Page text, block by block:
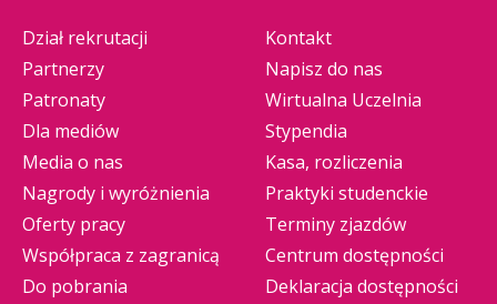
Dział rekrutacji
Partnerzy
Patronaty
Dla mediów
Media o nas
Nagrody i wyróżnienia
Oferty pracy
Współpraca z zagranicą
Do pobrania
Kontakt
Napisz do nas
Wirtualna Uczelnia
Stypendia
Kasa, rozliczenia
Praktyki studenckie
Terminy zjazdów
Centrum dostępności
Deklaracja dostępności